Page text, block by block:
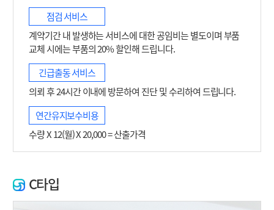
점검 서비스
계약기간 내 발생하는 서비스에 대한 공임비는 별도이며 부품
교체 시에는 부품의 20% 할인해 드립니다.
긴급출동 서비스
의뢰 후 24시간 이내에 방문하여 진단 및 수리하여 드립니다.
연간유지보수비용
수량 X 12(월) X 20,000 = 산출가격
C타입